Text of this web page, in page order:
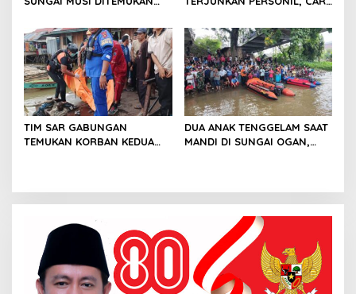
TENGGELAM DI SUNGAI MUSI
TIM SAR GABUNGAN
TEMUKAN KORBAN KEDUA
DUA ANAK TENGGELAM SAAT
MANDI DI SUNGAI OGAN,